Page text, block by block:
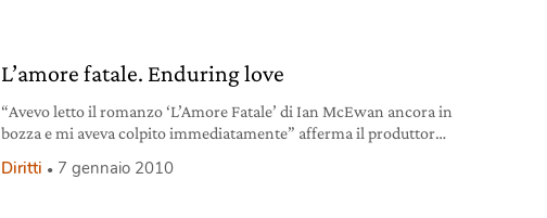
L’amore fatale. Enduring love
“Avevo letto il romanzo ‘L’Amore Fatale’ di Ian McEwan ancora in
bozza e mi aveva colpito immediatamente” afferma il produttore
Diritti 7 gennaio 2010